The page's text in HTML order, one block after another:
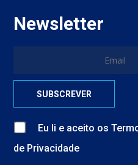
Newsletter
Eu li e aceito os
de Privacidade